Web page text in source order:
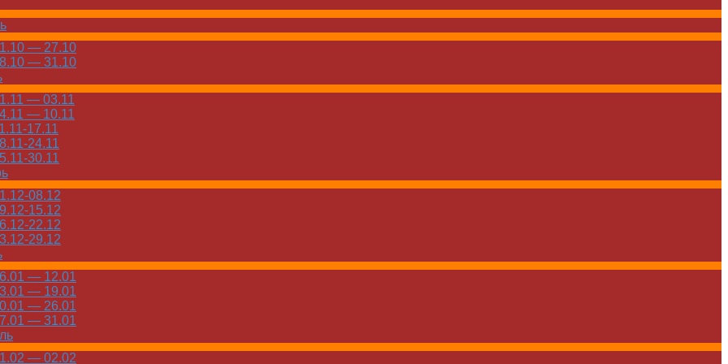
— 27.10
— 31.10
— 03.11
— 10.11
17.11
24.11
30.11
08.12
15.12
22.12
29.12
— 12.01
— 19.01
— 26.01
— 31.01
— 02.02